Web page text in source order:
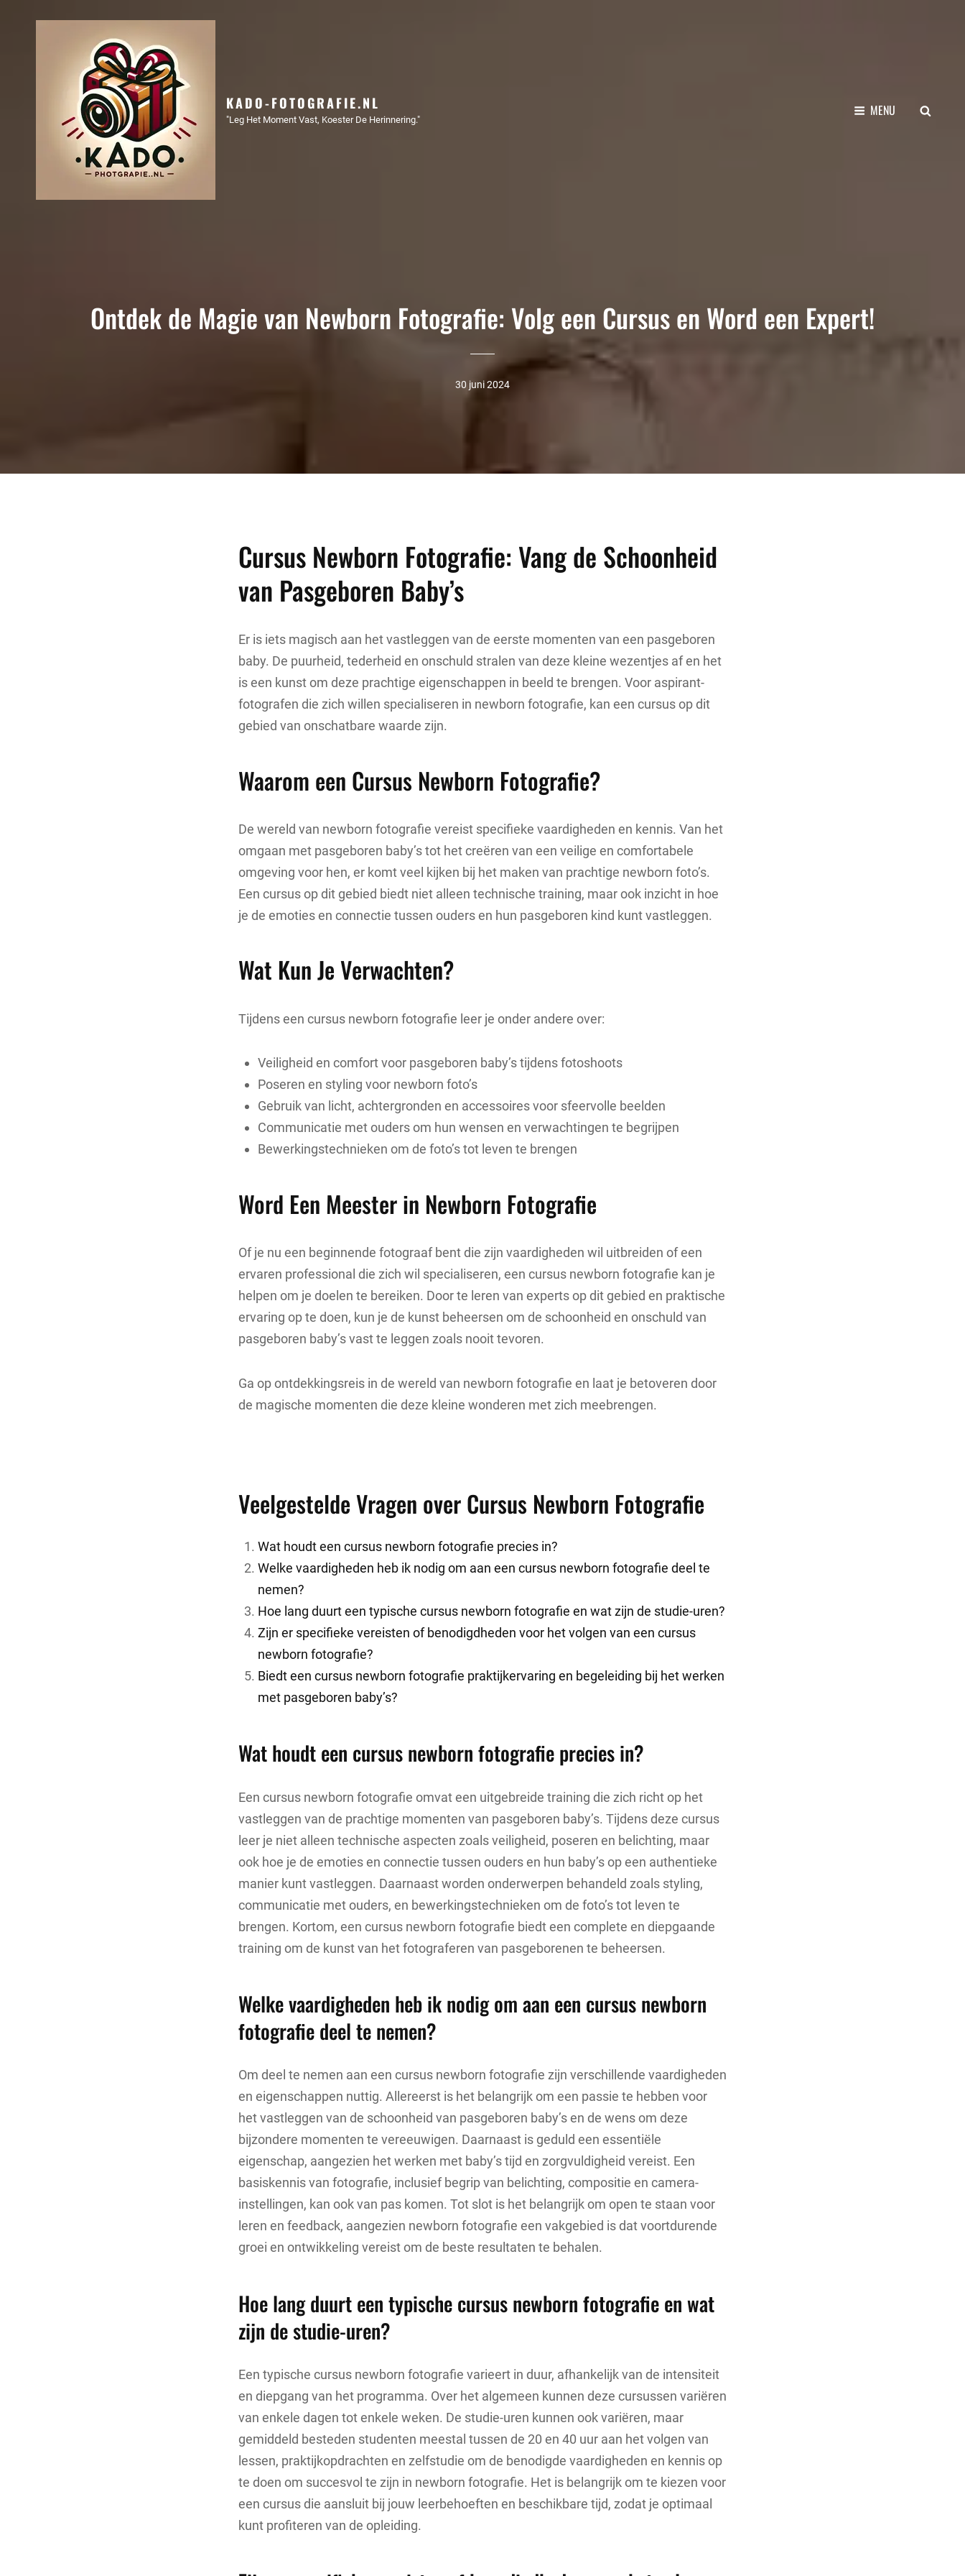
KADO-FOTOGRAFIE.NL
"Leg Het Moment Vast, Koester De Herinnering."
MENU
Ontdek de Magie van Newborn Fotografie: Volg een Cursus en Word een Expert!
30 juni 2024
Cursus Newborn Fotografie: Vang de Schoonheid
van Pasgeboren Baby’s
Er is iets magisch aan het vastleggen van de eerste momenten van een pasgeboren
baby. De puurheid, tederheid en onschuld stralen van deze kleine wezentjes af en het
is een kunst om deze prachtige eigenschappen in beeld te brengen. Voor aspirant-
fotografen die zich willen specialiseren in newborn fotografie, kan een cursus op dit
gebied van onschatbare waarde zijn.
Waarom een Cursus Newborn Fotografie?
De wereld van newborn fotografie vereist specifieke vaardigheden en kennis. Van het
omgaan met pasgeboren baby’s tot het creëren van een veilige en comfortabele
omgeving voor hen, er komt veel kijken bij het maken van prachtige newborn foto’s.
Een cursus op dit gebied biedt niet alleen technische training, maar ook inzicht in hoe
je de emoties en connectie tussen ouders en hun pasgeboren kind kunt vastleggen.
Wat Kun Je Verwachten?
Tijdens een cursus newborn fotografie leer je onder andere over:
Veiligheid en comfort voor pasgeboren baby’s tijdens fotoshoots
Poseren en styling voor newborn foto’s
Gebruik van licht, achtergronden en accessoires voor sfeervolle beelden
Communicatie met ouders om hun wensen en verwachtingen te begrijpen
Bewerkingstechnieken om de foto’s tot leven te brengen
Word Een Meester in Newborn Fotografie
Of je nu een beginnende fotograaf bent die zijn vaardigheden wil uitbreiden of een
ervaren professional die zich wil specialiseren, een cursus newborn fotografie kan je
helpen om je doelen te bereiken. Door te leren van experts op dit gebied en praktische
ervaring op te doen, kun je de kunst beheersen om de schoonheid en onschuld van
pasgeboren baby’s vast te leggen zoals nooit tevoren.
Ga op ontdekkingsreis in de wereld van newborn fotografie en laat je betoveren door
de magische momenten die deze kleine wonderen met zich meebrengen.
Veelgestelde Vragen over Cursus Newborn Fotografie
Wat houdt een cursus newborn fotografie precies in?
Welke vaardigheden heb ik nodig om aan een cursus newborn fotografie deel te
nemen?
Hoe lang duurt een typische cursus newborn fotografie en wat zijn de studie-uren?
Zijn er specifieke vereisten of benodigdheden voor het volgen van een cursus
newborn fotografie?
Biedt een cursus newborn fotografie praktijkervaring en begeleiding bij het werken
met pasgeboren baby’s?
Wat houdt een cursus newborn fotografie precies in?
Een cursus newborn fotografie omvat een uitgebreide training die zich richt op het
vastleggen van de prachtige momenten van pasgeboren baby’s. Tijdens deze cursus
leer je niet alleen technische aspecten zoals veiligheid, poseren en belichting, maar
ook hoe je de emoties en connectie tussen ouders en hun baby’s op een authentieke
manier kunt vastleggen. Daarnaast worden onderwerpen behandeld zoals styling,
communicatie met ouders, en bewerkingstechnieken om de foto’s tot leven te
brengen. Kortom, een cursus newborn fotografie biedt een complete en diepgaande
training om de kunst van het fotograferen van pasgeborenen te beheersen.
Welke vaardigheden heb ik nodig om aan een cursus newborn
fotografie deel te nemen?
Om deel te nemen aan een cursus newborn fotografie zijn verschillende vaardigheden
en eigenschappen nuttig. Allereerst is het belangrijk om een passie te hebben voor
het vastleggen van de schoonheid van pasgeboren baby’s en de wens om deze
bijzondere momenten te vereeuwigen. Daarnaast is geduld een essentiële
eigenschap, aangezien het werken met baby’s tijd en zorgvuldigheid vereist. Een
basiskennis van fotografie, inclusief begrip van belichting, compositie en camera-
instellingen, kan ook van pas komen. Tot slot is het belangrijk om open te staan voor
leren en feedback, aangezien newborn fotografie een vakgebied is dat voortdurende
groei en ontwikkeling vereist om de beste resultaten te behalen.
Hoe lang duurt een typische cursus newborn fotografie en wat
zijn de studie-uren?
Een typische cursus newborn fotografie varieert in duur, afhankelijk van de intensiteit
en diepgang van het programma. Over het algemeen kunnen deze cursussen variëren
van enkele dagen tot enkele weken. De studie-uren kunnen ook variëren, maar
gemiddeld besteden studenten meestal tussen de 20 en 40 uur aan het volgen van
lessen, praktijkopdrachten en zelfstudie om de benodigde vaardigheden en kennis op
te doen om succesvol te zijn in newborn fotografie. Het is belangrijk om te kiezen voor
een cursus die aansluit bij jouw leerbehoeften en beschikbare tijd, zodat je optimaal
kunt profiteren van de opleiding.